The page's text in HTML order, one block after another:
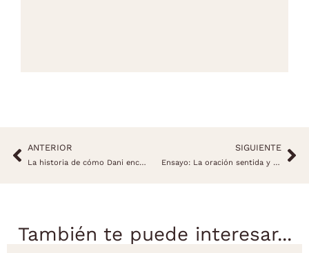
ANTERIOR
La historia de cómo Dani encontró Casa Cuadrau
SIGUIENTE
Ensayo: La oración sentida y una invitación a reflexionar en las sensaciones
También te puede interesar...